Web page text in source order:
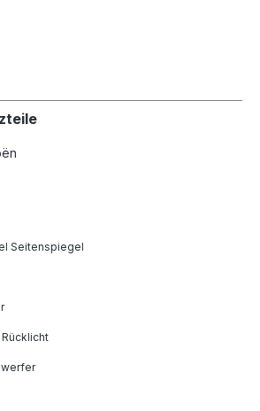
Seitenspiegel